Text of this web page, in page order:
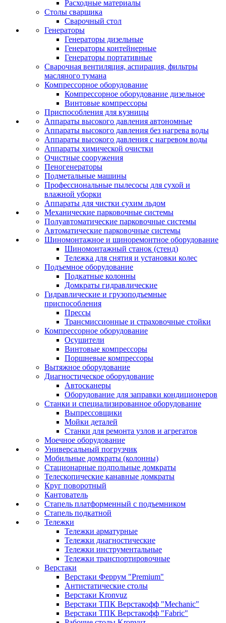
Расходные материалы
Столы сварщика
Сварочный стол
Генераторы
Генераторы дизельные
Генераторы контейнерные
Генераторы портативные
Сварочная вентиляция, аспирация, фильтры
масляного тумана
Компрессорное оборудование
Компрессорное оборудование дизельное
Винтовые компрессоры
Приспособления для кузницы
Аппараты высокого давления автономные
Аппараты высокого давления без нагрева воды
Аппараты высокого давления с нагревом воды
Аппараты химической очистки
Очистные сооружения
Пеногенераторы
Подметальные машины
Профессиональные пылесосы для сухой и
влажной уборки
Аппараты для чистки сухим льдом
Механические парковочные системы
Полуавтоматические парковочные системы
Автоматические парковочные системы
Шиномонтажное и шиноремонтное оборудование
Шиномонтажный станок (стенд)
Тележка для снятия и установки колес
Подъемное оборудование
Подкатные колонны
Домкраты гидравлические
Гидравлические и грузоподъемные
приспособления
Прессы
Трансмиссионные и страховочные стойки
Компрессорное оборудование
Осушители
Винтовые компрессоры
Поршневые компрессоры
Вытяжное оборудование
Диагностическое оборудование
Автосканеры
Оборудование для заправки кондиционеров
Станки и специализированное оборудование
Выпрессовщики
Мойки деталей
Станки для ремонта узлов и агрегатов
Моечное оборудование
Универсальный погрузчик
Мобильные домкраты (колонны)
Стационарные подпольные домкраты
Телескопические канавные домкраты
Круг поворотный
Кантователь
Стапель платформенный с подъемником
Стапель подкатной
Тележки
Тележки арматурные
Тележки диагностические
Тележки инструментальные
Тележки транспортировочные
Верстаки
Верстаки Феррум "Premium"
Антистатические столы
Верстаки Kronvuz
Верстаки ТПК Верстакофф "Mechanic"
Верстаки ТПК Верстакофф "Fabric"